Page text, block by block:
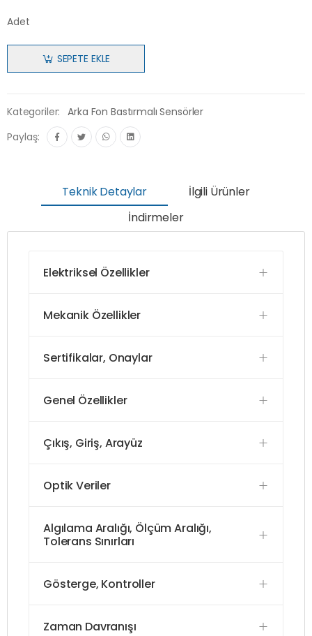
Adet
SEPETE EKLE
Kategoriler:
Arka Fon Bastırmalı Sensörler
Paylaş:
Teknik Detaylar
İlgili Ürünler
İndirmeler
Elektriksel Özellikler
Mekanik Özellikler
Sertifikalar, Onaylar
Genel Özellikler
Çıkış, Giriş, Arayüz
Optik Veriler
Algılama Aralığı, Ölçüm Aralığı,
Tolerans Sınırları
Gösterge, Kontroller
Zaman Davranışı